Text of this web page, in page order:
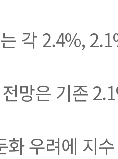
각 2.4%,
망은 기존
화 우려에 지